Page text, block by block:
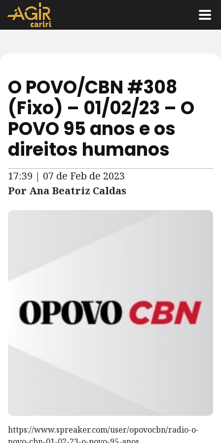
O POVO/CBN #308
(Fixo) – 01/02/23 – O
POVO 95 anos e os
direitos humanos
17:39 | 07 de Feb de 2023
Por Ana Beatriz Caldas
https://www.spreaker.com/user/opovocbn/radio-o-